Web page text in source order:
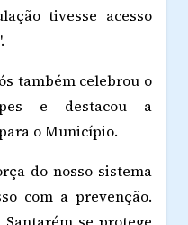
tivesse acesso
também celebrou o
e destacou a
o Município.
do nosso sistema
com a prevenção.
se protege